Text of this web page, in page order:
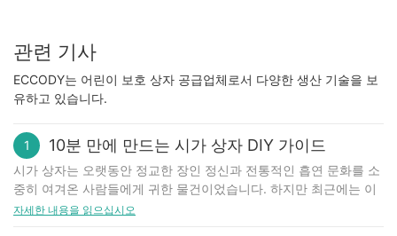
관련 기사
ECCODY는 어린이 보호 상자 공급업체로서 다양한 생산 기술을 보
유하고 있습니다.
1 10분 만에 만드는 시가 상자 DIY 가이드
시가 상자는 오랫동안 정교한 장인 정신과 전통적인 흡연 문화를 소
중히 여겨온 사람들에게 귀한 물건이었습니다. 하지만 최근에는 이
아름다운 상자를 재활용하여 새롭고 창의적인 작품을 만들고 싶어
자세한 내용을 읽으십시오